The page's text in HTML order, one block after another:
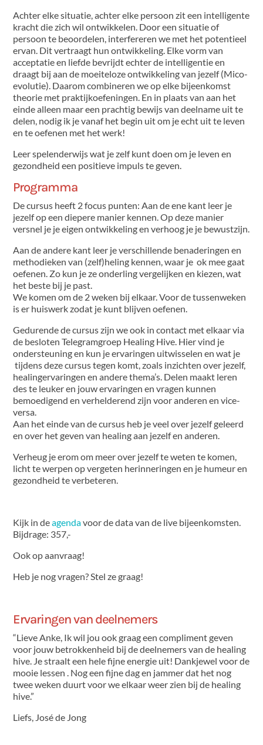
Achter elke situatie, achter elke persoon zit een intelligente
kracht die zich wil ontwikkelen. Door een situatie of
persoon te beoordelen, interfereren we met het potentieel
ervan. Dit vertraagt ​​hun ontwikkeling. Elke vorm van
acceptatie en liefde bevrijdt echter de intelligentie en
draagt ​​bij aan de moeiteloze ontwikkeling van jezelf (Mico-
evolutie). Daarom combineren we op elke bijeenkomst
theorie met praktijkoefeningen. En in plaats van aan het
einde alleen maar een prachtig bewijs van deelname uit te
delen, nodig ik je vanaf het begin uit om je echt uit te leven
en te oefenen met het werk!
Leer spelenderwijs wat je zelf kunt doen om je leven en
gezondheid een positieve impuls te geven.
Programma
De cursus heeft 2 focus punten: Aan de ene kant leer je
jezelf op een diepere manier kennen. Op deze manier
versnel je je eigen ontwikkeling en verhoog je je bewustzijn.
Aan de andere kant leer je verschillende benaderingen en
methodieken van (zelf)heling kennen, waar je ok mee gaat
oefenen. Zo kun je ze onderling vergelijken en kiezen, wat
het beste bij je past.
We komen om de 2 weken bij elkaar. Voor de tussenweken
is er huiswerk zodat je kunt blijven oefenen.
Gedurende de cursus zijn we ook in contact met elkaar via
de besloten Telegramgroep Healing Hive. Hier vind je
ondersteuning en kun je ervaringen uitwisselen en wat je
tijdens deze cursus tegen komt, zoals inzichten over jezelf,
healingervaringen en andere thema’s. Delen maakt leren
des te leuker en jouw ervaringen en vragen kunnen
bemoedigend en verhelderend zijn voor anderen en vice-
versa.
Aan het einde van de cursus heb je veel over jezelf geleerd
en over het geven van healing aan jezelf en anderen.
Verheug je erom om meer over jezelf te weten te komen,
licht te werpen op vergeten herinneringen en je humeur en
gezondheid te verbeteren.
Kijk in deagendavoor de data van de live bijeenkomsten.
Bijdrage: 357,-
Ook op aanvraag!
Heb je nog vragen? Stel ze graag!
Ervaringen van deelnemers
“Lieve Anke, Ik wil jou ook graag een compliment geven
voor jouw betrokkenheid bij de deelnemers van de healing
hive. Je straalt een hele fijne energie uit! Dankjewel voor de
mooie lessen . Nog een fijne dag en jammer dat het nog
twee weken duurt voor we elkaar weer zien bij de healing
hive.”
Liefs, José de Jong